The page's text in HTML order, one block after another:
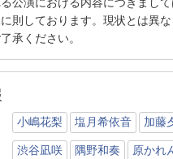
公演における内容につきまし
則しております。現状とは異
承ください。
小嶋花梨 塩月希依音 加藤
渋谷凪咲 隅野和奏 原かれ